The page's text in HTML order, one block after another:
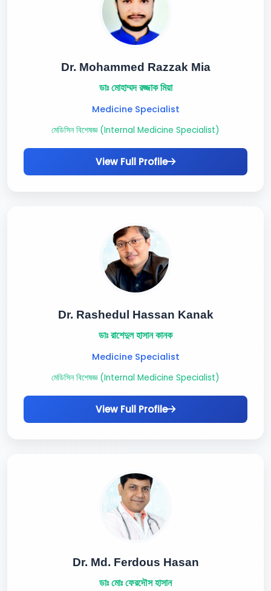
Dr. Mohammed Razzak Mia
ডাঃ মোহাম্মদ রজ্জাক মিয়া
Medicine Specialist
মেডিসিন বিশেষজ্ঞ (Internal Medicine Specialist)
View Full Profile
Dr. Rashedul Hassan Kanak
ডাঃ রাশেদুল হাসান কানক
Medicine Specialist
মেডিসিন বিশেষজ্ঞ (Internal Medicine Specialist)
View Full Profile
Dr. Md. Ferdous Hasan
ডাঃ মোঃ ফেরদৌস হাসান